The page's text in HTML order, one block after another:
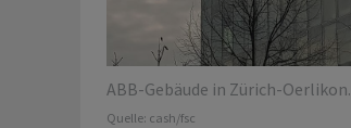
ABB-Gebäude in Zürich-Oerlikon.
Quelle: cash/fsc